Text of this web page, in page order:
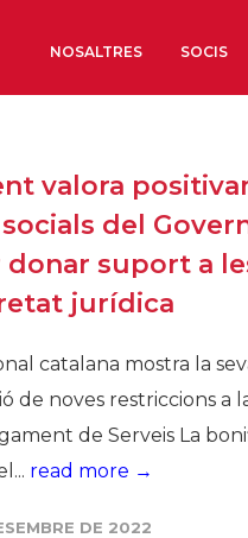
NOSALTRES SOCIS
valora
del
suport a
jurídica
catalana mostra la
de noves restriccions a
de Serveis La
read more →
DE 2022